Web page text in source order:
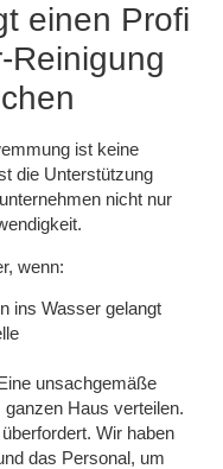
einen Profi
Reinigung
ist keine
die Unterstützung
nicht nur
wenn:
ins Wasser gelangt
unsachgemäße
Haus verteilen.
Wir haben
das Personal, um